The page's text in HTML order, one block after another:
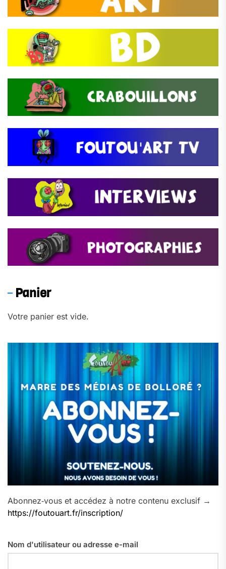
Panier
Votre panier est vide.
Abonnez‑vous et accédez à notre contenu exclusif →
https://foutouart.fr/inscription/
Nom d'utilisateur ou adresse e-mail